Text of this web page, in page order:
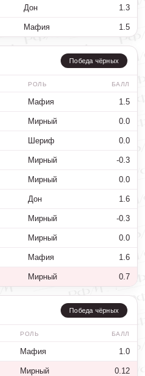
Дон 1.3
Мафия 1.5
Победа чёрных
РОЛЬ БАЛЛ
Мафия 1.5
Мирный 0.0
Шериф 0.0
Мирный -0.3
Мирный 0.0
Дон 1.6
Мирный -0.3
Мирный 0.0
Мафия 1.6
Мирный 0.7
Победа чёрных
РОЛЬ БАЛЛ
Мафия 1.0
Мирный 0.12